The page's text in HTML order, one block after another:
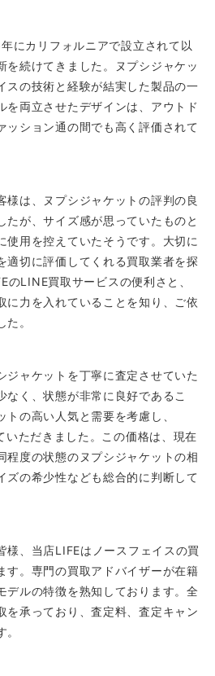
にカリフォルニアで設立されて以
を続けてきました。ヌプシジャケッ
スの技術と経験が結実した製品の一
を両立させたデザインは、アウトド
ッション通の間でも高く評価されて
様は、ヌプシジャケットの評判の良
たが、サイズ感が思っていたものと
使用を控えていたそうです。大切に
適切に評価してくれる買取業者を探
のLINE買取サービスの便利さと、
に力を入れていることを知り、ご依
。
ジャケットを丁寧に査定させていた
なく、状態が非常に良好であるこ
の高い人気と需要を考慮し、
いただきました。この価格は、現在
程度の状態のヌプシジャケットの相
ズの希少性なども総合的に判断して
様、当店LIFEはノースフェイスの買
す。専門の買取アドバイザーが在籍
デルの特徴を熟知しております。全
を承っており、査定料、査定キャン